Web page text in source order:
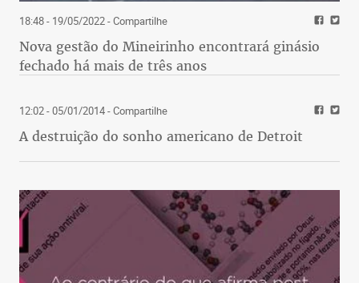
18:48 - 19/05/2022- Compartilhe
Nova gestão do Mineirinho encontrará ginásio
fechado há mais de três anos
12:02 - 05/01/2014- Compartilhe
A destruição do sonho americano de Detroit